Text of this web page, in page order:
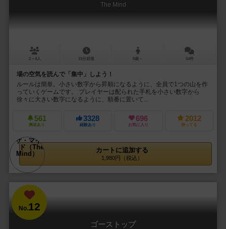
The Mind
2～4人 15分前後 8歳～ 54件
場の空気を読んで「集中」しよう！
ルールは簡単。小さい数字から昇順になるように、全員で1つの山を作
っていくゲームです。 プレイヤーは配られた手札を小さい数字から
徐々に大きい数字になるように、順番に置いて...
561
興味あり
3328
経験あり
696
お気に入り
2012
持ってる
カートに追加する
1,980円（税込）
No.12
ゴーストップ